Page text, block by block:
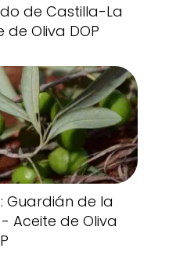
de Castilla-La
Oliva DOP
Guardián de la
Aceite de Oliva